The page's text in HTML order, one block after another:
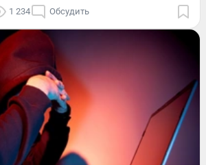
1 234 Обсудить